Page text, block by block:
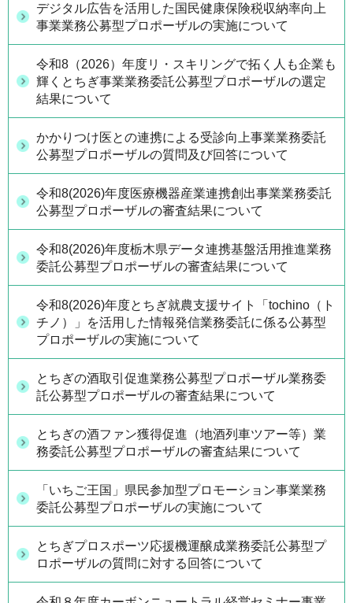
デジタル広告を活用した国民健康保険税収納率向上
事業業務公募型プロポーザルの実施について
令和8（2026）年度リ・スキリングで拓く人も企業も
輝くとちぎ事業業務委託公募型プロポーザルの選定
結果について
かかりつけ医との連携による受診向上事業業務委託
公募型プロポーザルの質問及び回答について
令和8(2026)年度医療機器産業連携創出事業業務委託
公募型プロポーザルの審査結果について
令和8(2026)年度栃木県データ連携基盤活用推進業務
委託公募型プロポーザルの審査結果について
令和8(2026)年度とちぎ就農支援サイト「tochino（ト
チノ）」を活用した情報発信業務委託に係る公募型
プロポーザルの実施について
とちぎの酒取引促進業務公募型プロポーザル業務委
託公募型プロポーザルの審査結果について
とちぎの酒ファン獲得促進（地酒列車ツアー等）業
務委託公募型プロポーザルの審査結果について
「いちご王国」県民参加型プロモーション事業業務
委託公募型プロポーザルの実施について
とちぎプロスポーツ応援機運醸成業務委託公募型プ
ロポーザルの質問に対する回答について